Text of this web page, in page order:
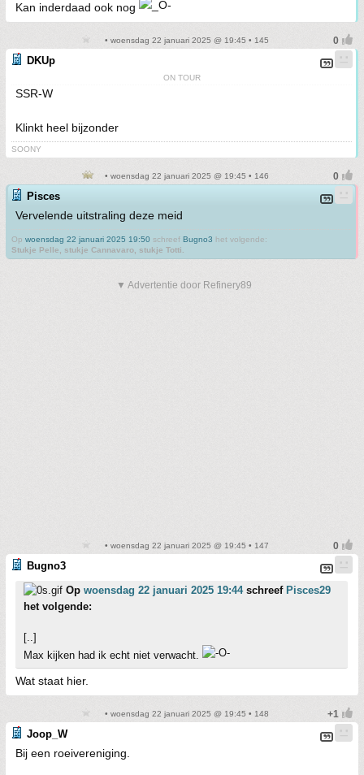
Kan inderdaad ook nog
• woensdag 22 januari 2025 @ 19:45 • 145
DKUp
ON TOUR
SSR-W
Klinkt heel bijzonder
SOONY
• woensdag 22 januari 2025 @ 19:45 • 146
Pisces
Vervelende uitstraling deze meid
Op woensdag 22 januari 2025 19:50 schreef Bugno3 het volgende:
Stukje Pelle, stukje Cannavaro, stukje Totti.
▼ Advertentie door Refinery89
• woensdag 22 januari 2025 @ 19:45 • 147
Bugno3
Op woensdag 22 januari 2025 19:44schreef Pisces29
het volgende:
[..]
Max kijken had ik echt niet verwacht.
Wat staat hier.
• woensdag 22 januari 2025 @ 19:45 • 148
Joop_W
Bij een roeivereniging.